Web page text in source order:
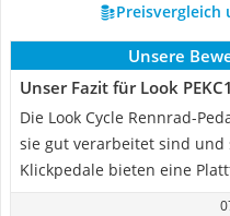
Preisvergleich
Unsere
Unser Fazit für Look
Die Look Cycle Rennrad-
sie gut verarbeitet sind und
Klickpedale bieten eine